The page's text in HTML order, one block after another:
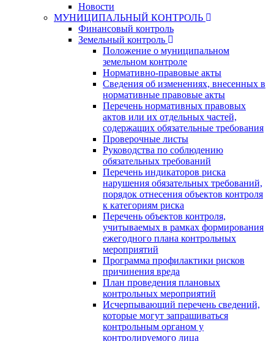
Новости
МУНИЦИПАЛЬНЫЙ КОНТРОЛЬ
Финансовый контроль
Земельный контроль
Положение о муниципальном
земельном контроле
Нормативно-правовые акты
Сведения об изменениях, внесенных в
нормативные правовые акты
Перечень нормативных правовых
актов или их отдельных частей,
содержащих обязательные требования
Проверочные листы
Руководства по соблюдению
обязательных требований
Перечень индикаторов риска
нарушения обязательных требований,
порядок отнесения объектов контроля
к категориям риска
Перечень объектов контроля,
учитываемых в рамках формирования
ежегодного плана контрольных
мероприятий
Программа профилактики рисков
причинения вреда
План проведения плановых
контрольных мероприятий
Исчерпывающий перечень сведений,
которые могут запрашиваться
контрольным органом у
контролируемого лица